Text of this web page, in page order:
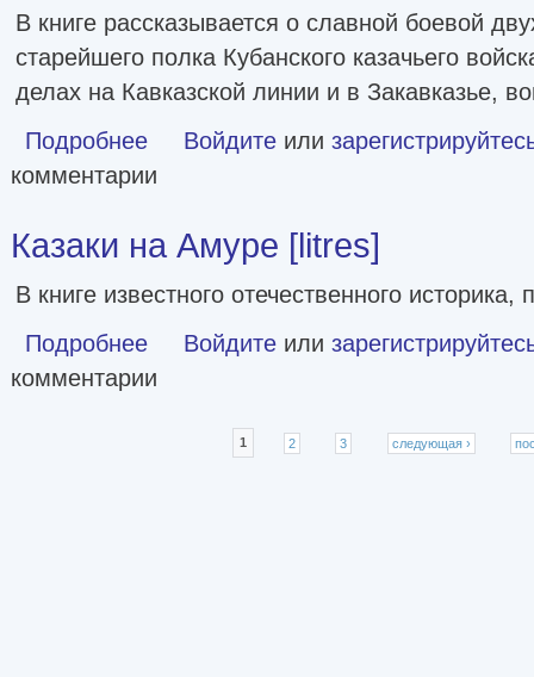
В книге рассказывается о славной боевой
старейшего полка Кубанского казачьего
делах на Кавказской линии и в Закавказье,
Подробнее о История Хоперского полка Кубанского казачьего
Войдите или
комментарии
Казаки на Амуре [litres]
В книге известного отечественного
Подробнее о Казаки на Амуре [litres]
Войдите или
комментарии
1 2 3 следующая ›